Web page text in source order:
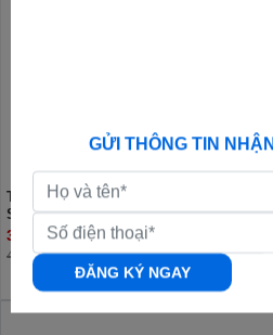
Tủ lạnh Samsung Inverter 615 lít
Side By Side RS90F65D2FSV
34.390.000đ
45.990.000đ
GỬI THÔNG TIN
ĐĂNG KÝ NGAY